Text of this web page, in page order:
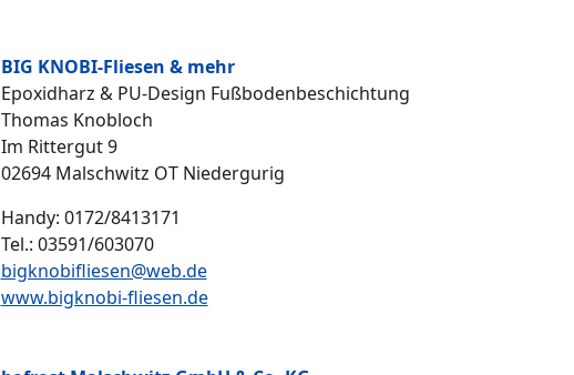
BIG KNOBI-Fliesen & mehr
Epoxidharz & PU-Design Fußbodenbeschichtung
Thomas Knobloch
Im Rittergut 9
02694 Malschwitz OT Niedergurig
Handy: 0172/8413171
Tel.: 03591/603070
bigknobifliesen@web.de
www.bigknobi-fliesen.de